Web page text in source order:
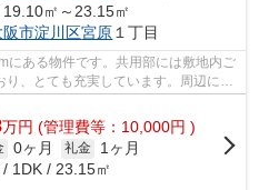
㎡～23.15㎡
阪市淀川区宮原 １丁目
にある物件です。共用部には敷地内ご
、とても充実しています。周辺に2
場...
万円 (管理費等：10,000円 )
0ヶ月 礼金
1ヶ月
/ 1DK / 23.15㎡